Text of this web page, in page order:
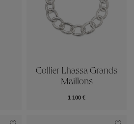
Collier Lhassa Grands
Maillons
1 100 €